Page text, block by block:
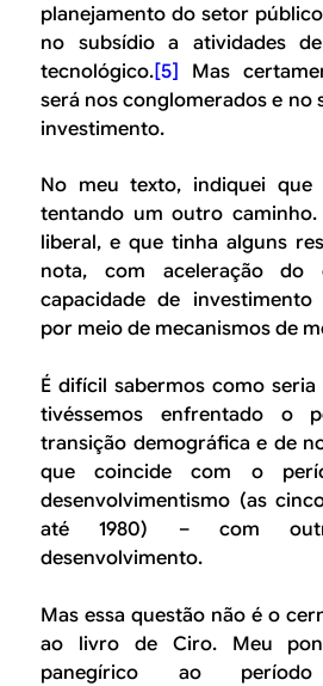
planejamento do setor
no subsídio a atividades
tecnológico.[5] Mas
será nos conglomerados e no
investimento.
No meu texto, indiquei que
tentando um outro
liberal, e que tinha alguns
nota, com aceleração do
capacidade de
por meio de mecanismos de
É difícil sabermos como
tivéssemos enfrentado o
transição demográfica e de
que coincide com o
desenvolvimentismo (as
até 1980) – com
desenvolvimento.
Mas essa questão não é o
ao livro de Ciro. Meu
panegírico ao